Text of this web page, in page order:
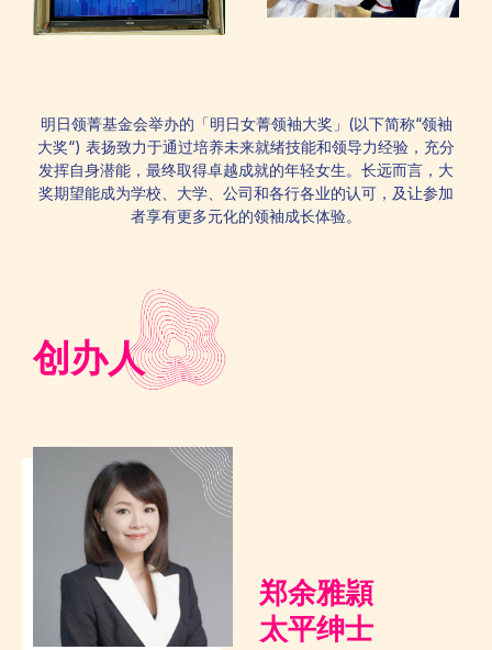
明日领菁基金会举办的「明日女菁领袖大奖」(以下简称“领袖
大奖“) 表扬致力于通过培养未来就绪技能和领导力经验，充分
发挥自身潜能，最终取得卓越成就的年轻女生。长远而言，大
奖期望能成为学校、大学、公司和各行各业的认可，及让参加
者享有更多元化的领袖成长体验。
创办人
郑余雅頴
太平绅士